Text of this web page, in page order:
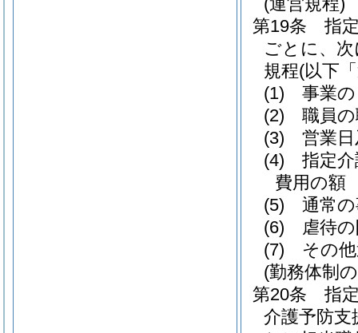
第19条
指
ごとに、
規程(以下
(1)
事業
(2)
職員
(3)
営業
(4)
指定
費用の額
(5)
通常
(6)
虐待
(7)
その
(勤務体制
第20条
指
介護予防